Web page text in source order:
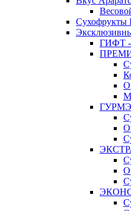
Сухофрукты
ГИФТ -
ГУРМЭ